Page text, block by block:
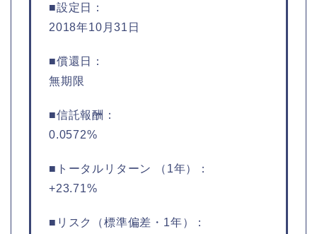
■設定日：
2018年10月31日
■償還日：
無期限
■信託報酬：
0.0572%
■トータルリターン （1年）：
+23.71%
■リスク（標準偏差・1年）：